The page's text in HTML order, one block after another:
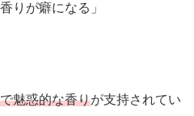
りが癖になる」
魅惑的な香りが支持されてい